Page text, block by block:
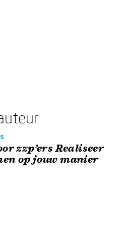
zzp’ers Realiseer
op jouw manier